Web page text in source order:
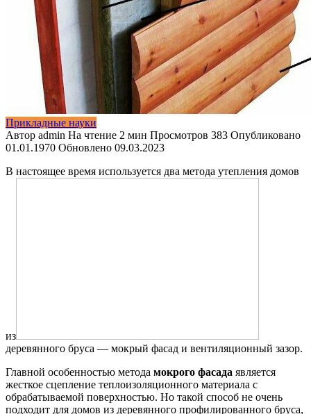
Прикладные науки
Автор admin На чтение 2 мин Просмотров 383 Опубликовано
01.01.1970 Обновлено 09.03.2023
В настоящее время используется два метода утепления домов
из
деревянного бруса — мокрый фасад и вентиляционный зазор.
Главной особенностью метода мокрого фасада является
жесткое сцепление теплоизоляционного материала с
обрабатываемой поверхностью. Но такой способ не очень
подходит для домов из деревянного профилированного бруса,